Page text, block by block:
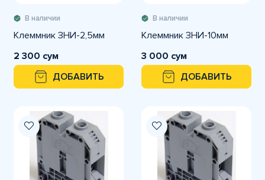
В наличии
Клеммник ЗНИ-2,5мм
2 300 сум
ДОБАВИТЬ
В наличии
Клеммник ЗНИ-10мм
3 000 сум
ДОБАВИТЬ